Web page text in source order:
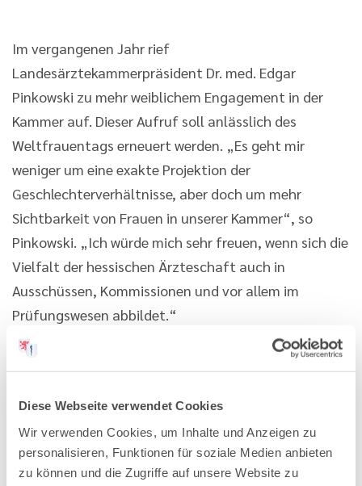
Diese Webseite verwendet Cookies
Wir verwenden Cookies, um Inhalte und Anzeigen zu
personalisieren, Funktionen für soziale Medien anbieten
zu können und die Zugriffe auf unsere Website zu
Im vergangenen Jahr rief
Landesärztekammerpräsident Dr. med. Edgar
Pinkowski zu mehr weiblichem Engagement in der
Kammer auf. Dieser Aufruf soll anlässlich des
Weltfrauentags erneuert werden. „Es geht mir
weniger um eine exakte Projektion der
Geschlechterverhältnisse, aber doch um mehr
Sichtbarkeit von Frauen in unserer Kammer“, so
Pinkowski. „Ich würde mich sehr freuen, wenn sich die
Vielfalt der hessischen Ärzteschaft auch in
Ausschüssen, Kommissionen und vor allem im
Prüfungswesen abbildet.“
Das Präsidium der Landesärztekammer Hessen
nähert sich mit Vizepräsidentin Monika Buchalik und
vier weiteren weiblichen beisitzenden Mitgliedern
schon der Verteilungsrealität in der hessischen
Ärzteschaft an. „Wir arbeiten in dieser Konstellation
nun schon seit mehreren Jahren Seite an Seite –